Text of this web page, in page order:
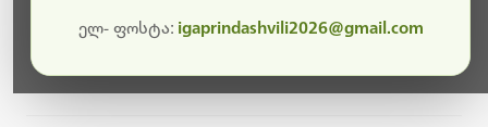
ელ- ფოსტა: igaprindashvili2026@gmail.com